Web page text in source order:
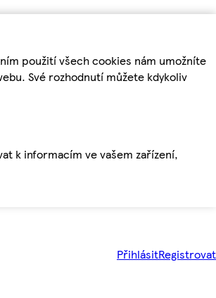
použití všech cookies nám umožníte
Své rozhodnutí můžete kdykoliv
k informacím ve vašem zařízení,
PřihlásitRegistrovat